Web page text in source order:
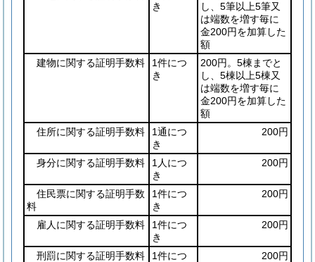
き
し、5筆以上5筆又
は端数を増す毎に
金200円を加算した
額
建物に関する証明手数料
1件につ
き
200円。5棟までと
し、5棟以上5棟又
は端数を増す毎に
金200円を加算した
額
住所に関する証明手数料
1通につ
き
200円
身分に関する証明手数料
1人につ
き
200円
住民票に関する証明手数
料
1件につ
き
200円
雇人に関する証明手数料
1件につ
き
200円
刑罰に関する証明手数料
1件につ
200円